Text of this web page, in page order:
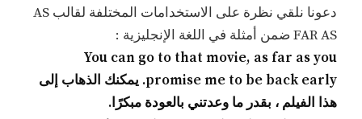
دعونا نلقي نظرة على الاستخدامات المختلفة لقالب AS
FAR AS ضمن أمثلة في اللغة الإنجليزية :
You can go to that movie, as far as you
promise me to be back early. يمكنك الذهاب إلى
هذا الفيلم ، بقدر ما وعدتني بالعودة مبكرًا.